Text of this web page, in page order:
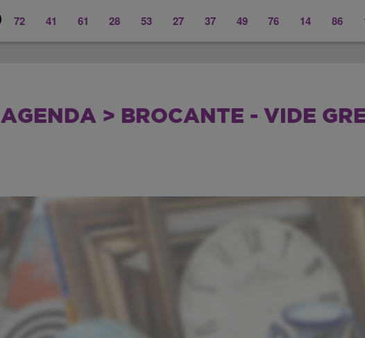
72 41 61 28 53 27 37 49 76 14 86
AGENDA > BROCANTE - VIDE